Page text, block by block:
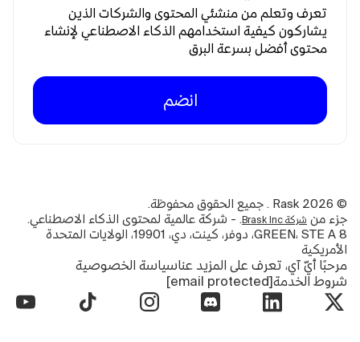
تعرف وتعلم من منشئي المحتوى والشركات الذين
يشاركون كيفية استخدامهم الذكاء الاصطناعي لإنشاء
محتوى أفضل بسرعة البرق
انضم
©
2026Rask . جميع الحقوق محفوظة.
جزء منشركة Brask Inc
. - شركة عالمية لمحتوى الذكاء الاصطناعي.
8 GREEN، STE A، دوفر، كينت، دي، 19901، الولايات المتحدة
الأمريكية
مرحبًا أيّ آي، تعرف على المزيد عناسياسة الخصوصية
شروط الخدمة[email protected]